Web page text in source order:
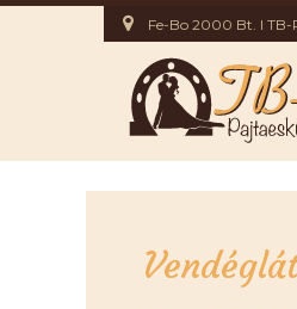
Fe-Bo 2000 Bt. I TB-